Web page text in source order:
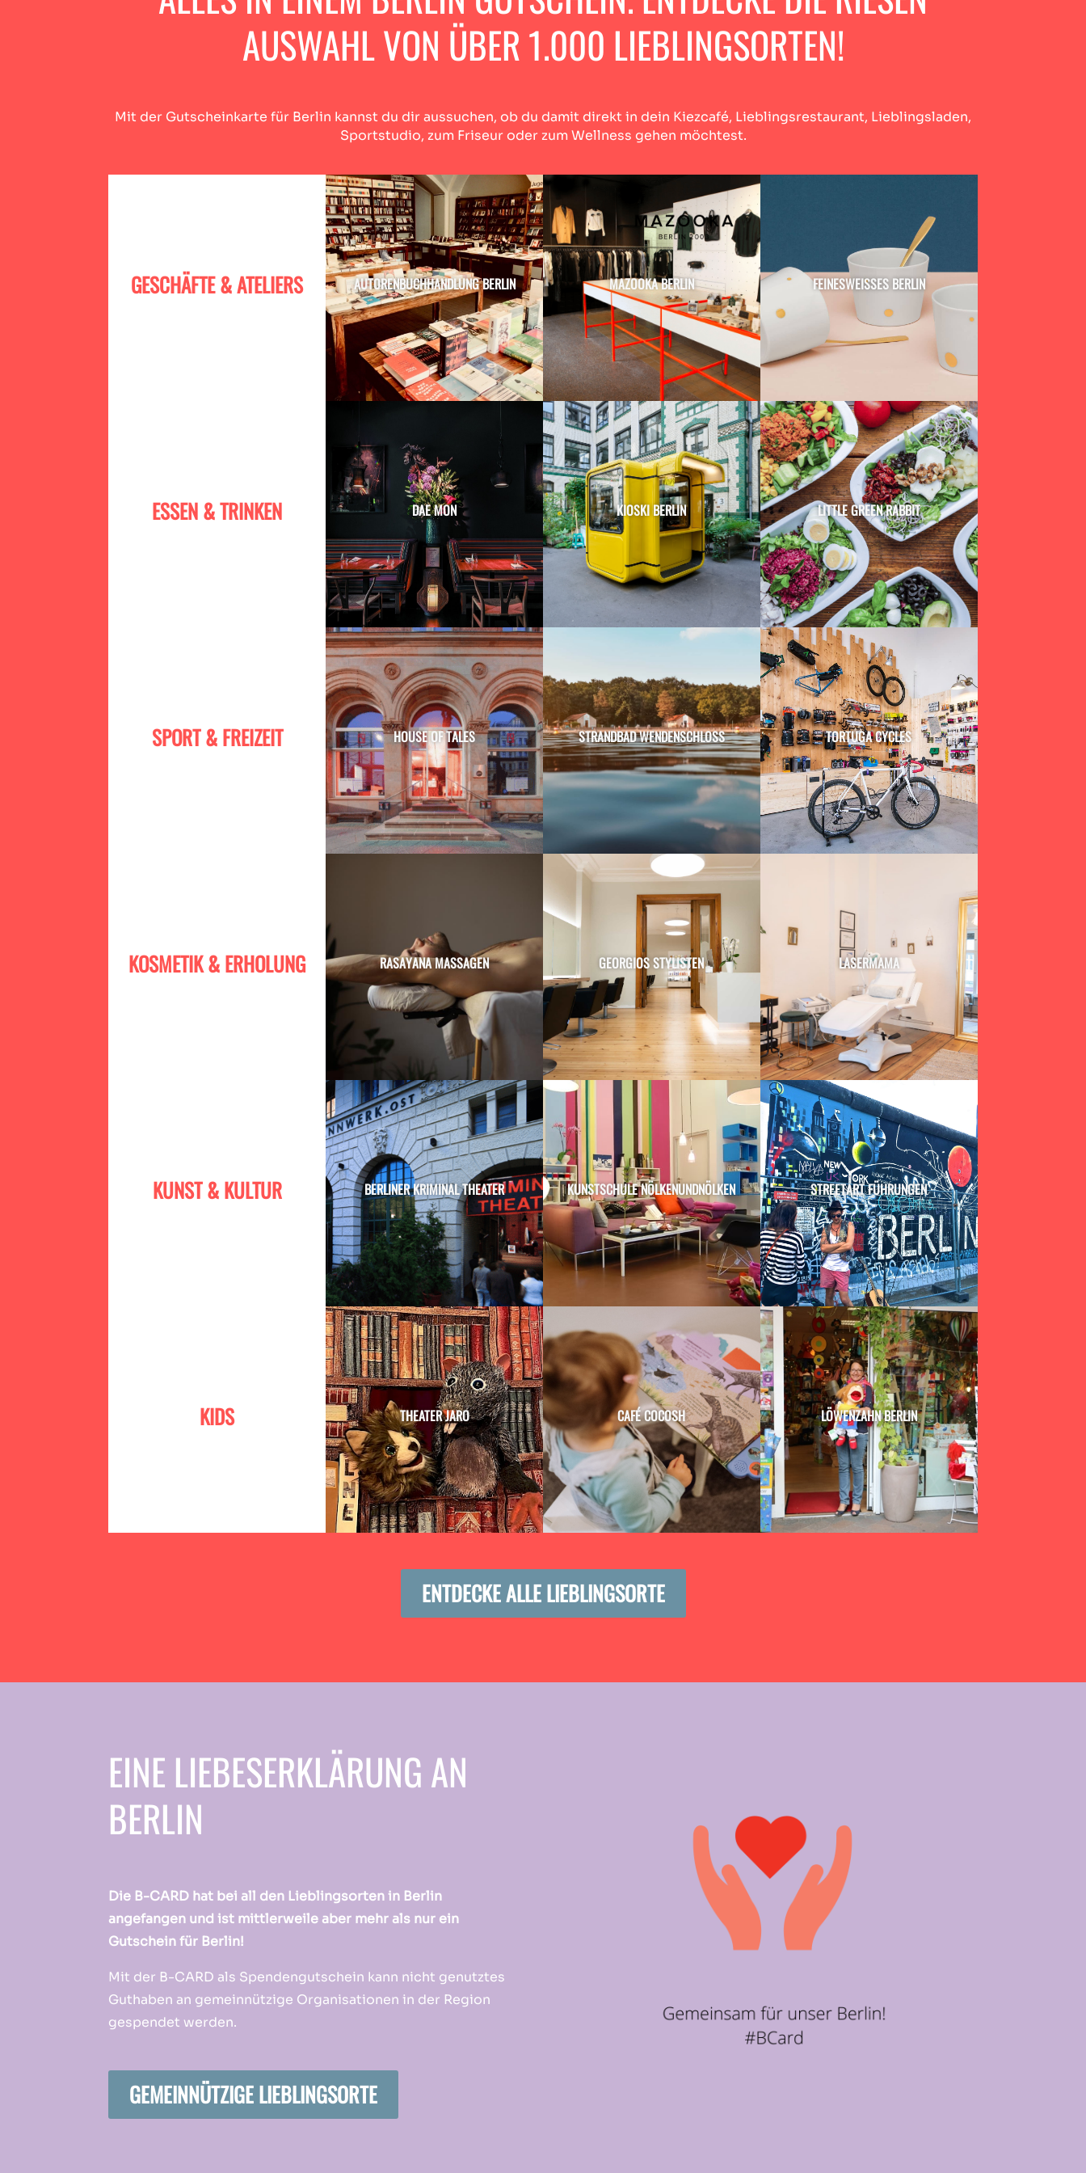
AUSWAHL VON ÜBER 1.000 LIEBLINGSORTEN!
Mit der Gutscheinkarte für Berlin kannst du dir aussuchen, ob du damit direkt in dein Kiezcafé, Lieblingsrestaurant, Lieblingsladen,
Sportstudio, zum Friseur oder zum Wellness gehen möchtest.
GESCHÄFTE & ATELIERS AUTORENBUCHHANDLUNG BERLIN MAZOOKA BERLIN FEINESWEISSES BERLIN
ESSEN & TRINKEN DAE MON KIOSKI BERLIN LITTLE GREEN RABBIT
SPORT & FREIZEIT HOUSE OF TALES STRANDBAD WENDENSCHLOSS TORTUGA CYCLES
KOSMETIK & ERHOLUNG RASAYANA MASSAGEN GEORGIOS STYLISTEN LASERMAMA
KUNST & KULTUR BERLINER KRIMINAL THEATER KUNSTSCHULE NÖLKENUNDNÖLKEN STREETART FÜHRUNGEN
KIDS THEATER JARO CAFÉ COCOSH LÖWENZAHN BERLIN
ENTDECKE ALLE LIEBLINGSORTE
EINE LIEBESERKLÄRUNG AN
BERLIN
Die B-CARD hat bei all den Lieblingsorten in Berlin
angefangen und ist mittlerweile aber mehr als nur ein
Gutschein für Berlin!
Mit der B-CARD als Spendengutschein kann nicht genutztes
Guthaben an gemeinnützige Organisationen in der Region
gespendet werden.
GEMEINNÜTZIGE LIEBLINGSORTE